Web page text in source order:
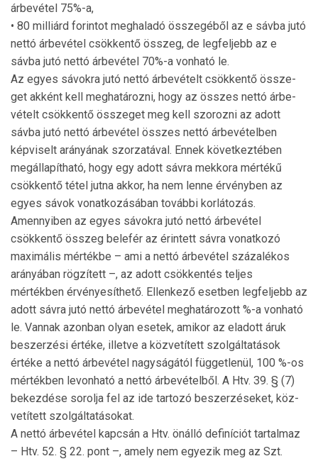
árbevétel 75%-a,
• 80 milliárd forintot meghaladó összegéből az e sávba jutó
nettó árbevétel csökkentő összeg, de legfeljebb az e
sávba jutó nettó árbevétel 70%-a vonható le.
Az egyes sávokra jutó nettó árbevételt csökkentő össze­
get akként kell meghatározni, hogy az összes nettó árbe­
vételt csökkentő összeget meg kell szorozni az adott
sávba jutó nettó árbevétel összes nettó árbevételben
képviselt arányának szorzatával. Ennek következtében
megállapít­ható, hogy egy adott sávra mekkora mértékű
csökkentő té­tel jutna akkor, ha nem lenne érvényben az
egyes sávok vonatkozásában további korlátozás.
Amennyiben az egyes sávokra jutó nettó árbevétel
csökkentő összeg belefér az érintett sávra vonatkozó
maximális mértékbe – ami a nettó árbevétel százalékos
arányában rögzített –, az adott csökkentés teljes
mértékben érvényesíthető. Ellenkező esetben legfeljebb az
adott sávra jutó nettó árbevétel meghatáro­zott %-a vonható
le. Vannak azonban olyan esetek, amikor az eladott áruk
beszerzési értéke, illetve a közvetített szolgáltatások
értéke a nettó árbevétel nagyságától függetlenül, 100 %-os
mér­tékben levonható a nettó árbevételből. A Htv. 39. § (7)
bekezdése sorolja fel az ide tartozó beszerzéseket, köz­
vetített szolgáltatásokat.
A nettó árbevétel kapcsán a Htv. önálló definíciót tartal­maz
– Htv. 52. § 22. pont –, amely nem egyezik meg az Szt.